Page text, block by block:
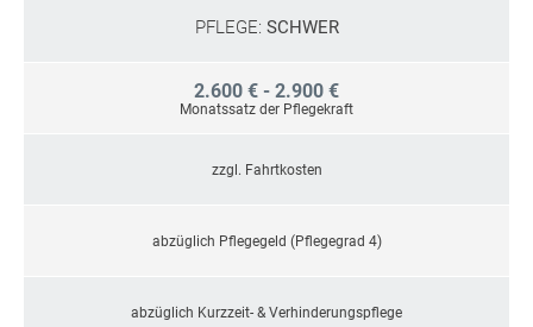
PFLEGE: SCHWER
2.600 € - 2.900 €
Monatssatz der Pflegekraft
zzgl. Fahrtkosten
abzüglich Pflegegeld (Pflegegrad 4)
abzüglich Kurzzeit- & Verhinderungspflege